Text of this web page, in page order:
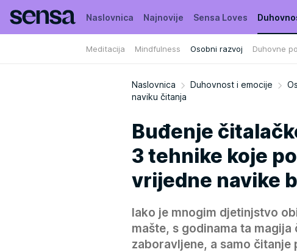
Naslovnica Najnovije Sensa Loves
Meditacija Mindfulness Osobni razvoj Duhovne
Moja Sensa Kuća puna biljaka
Naslovnica Duhovnost i emocije
naviku čitanja
Buđenje
3 tehnike koje
vrijedne navike
Iako je mnogim djetinjstvo
mašte, s godinama ta
zaboravljene, a samo čitanje